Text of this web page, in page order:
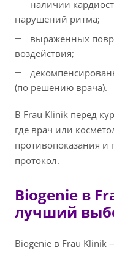
наличии
нарушений ритма;
выраженных
воздействия;
(по решению врача).
В Frau Klinik перед
где врач или
противопоказания и
протокол.
Biogenie в
лучший
Biogenie в Frau